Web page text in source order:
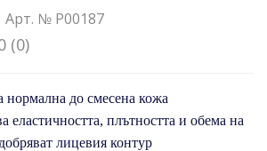
Арт. № P00187
(0)
нормална до смесена кожа
еластичността, плътността и обема на
лицевия контур